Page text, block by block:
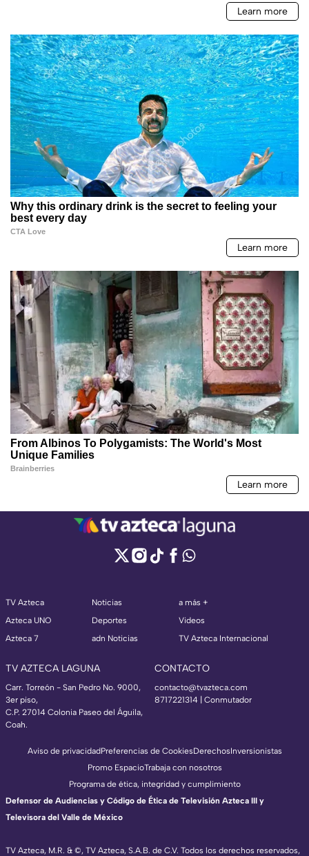
TV Azteca
Azteca UNO
Azteca 7
Noticias
Deportes
adn Noticias
a más +
Videos
TV Azteca Internacional
TV AZTECA LAGUNA
Carr. Torreón - San Pedro No. 9000,
3er piso,
C.P. 27014 Colonia Paseo del Águila,
Coah.
CONTACTO
contacto@tvazteca.com
8717221314 | Conmutador
TV Azteca, M.R. & ©, TV Azteca, S.A.B. de C.V. Todos los derechos reservados,
Aviso de privacidadPreferencias de CookiesDerechosInversionistas
Promo EspacioTrabaja con nosotros
Programa de ética, integridad y cumplimiento
Defensor de Audiencias y Código de Ética de Televisión Azteca III y
Televisora del Valle de México